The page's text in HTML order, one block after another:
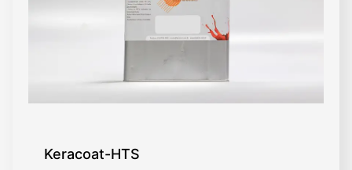
Keracoat-HTS